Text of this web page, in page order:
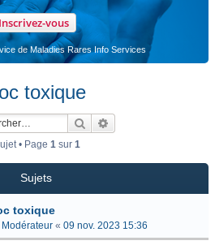
Inscrivez-vous
de Maladies Rares Info Services
toxique
Rechercher
• Page 1sur 1
Sujets
toxique
Modérateur « 09 nov. 2023 15:36